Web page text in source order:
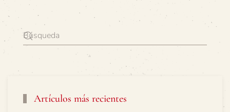
Artículos más recientes